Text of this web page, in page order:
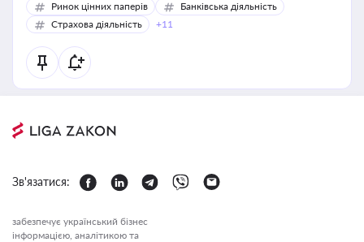
Ринок цінних паперів
Банківська діяльність
Страхова діяльність
+11
Зв'язатися:
забезпечує український бізнес
інформацією, аналітикою та